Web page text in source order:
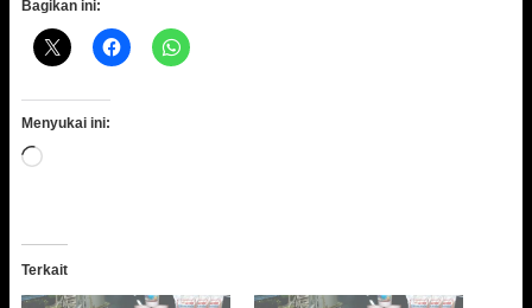
Bagikan ini:
Menyukai ini:
Memuat...
Terkait